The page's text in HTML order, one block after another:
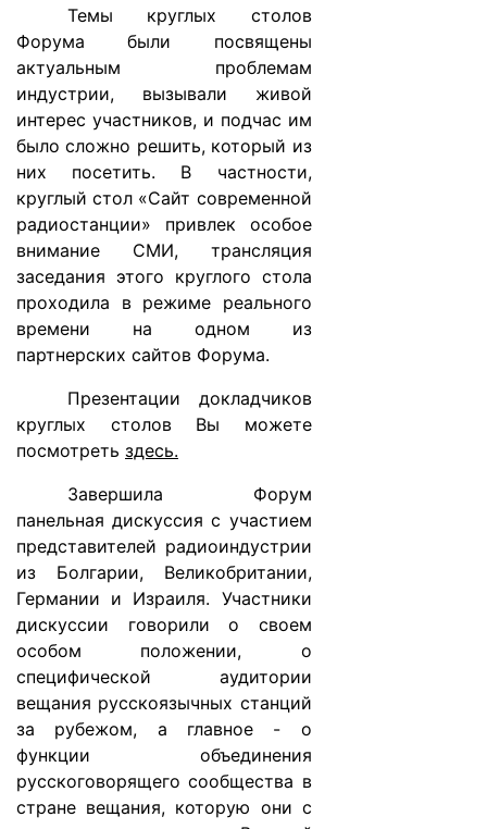
Темы круглых столов
Форума были посвящены
актуальным проблемам
индустрии, вызывали живой
интерес участников, и подчас им
было сложно решить, который из
них посетить. В частности,
круглый стол «Сайт современной
радиостанции» привлек особое
внимание СМИ, трансляция
заседания этого круглого стола
проходила в режиме реального
времени на одном из
партнерских сайтов Форума.
Презентации докладчиков
круглых столов Вы можете
посмотреть здесь.
Завершила Форум
панельная дискуссия с участием
представителей радиоиндустрии
из Болгарии, Великобритании,
Германии и Израиля. Участники
дискуссии говорили о своем
особом положении, о
специфической аудитории
вещания русскоязычных станций
за рубежом, а главное - о
функции объединения
русскоговорящего сообщества в
стране вещания, которую они с